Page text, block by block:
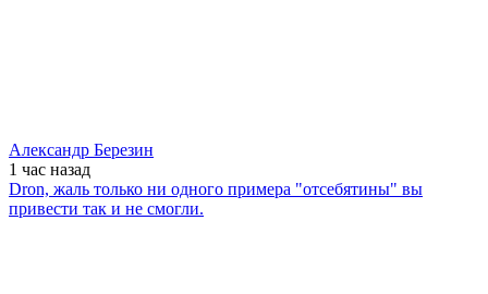
Александр Березин
1 час назад
Dron, жаль только ни одного примера "отсебятины" вы
привести так и не смогли.